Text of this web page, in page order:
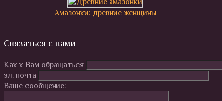
Амазонки: древние женщины
Связаться с нами
Как к Вам обращаться
эл. почта
Ваше сообщение: